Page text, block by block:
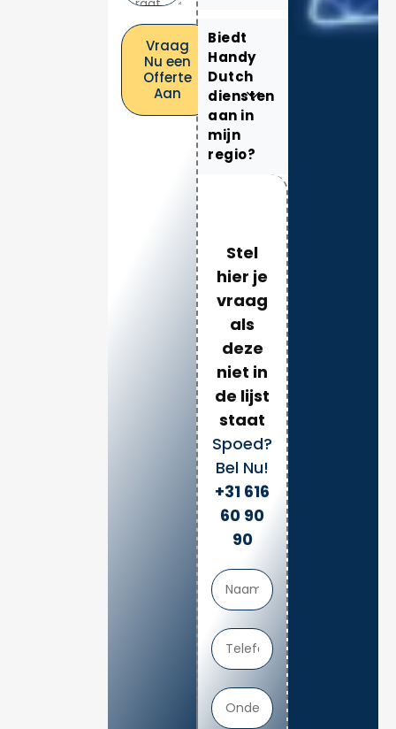
Vraag
Nu een
Offerte
Aan
Biedt
Handy
Dutch
diensten
aan in
mijn
regio?
Stel
hier je
vraag
als
deze
niet in
de lijst
staat
Spoed?
Bel Nu!
+31 616
60 90
90